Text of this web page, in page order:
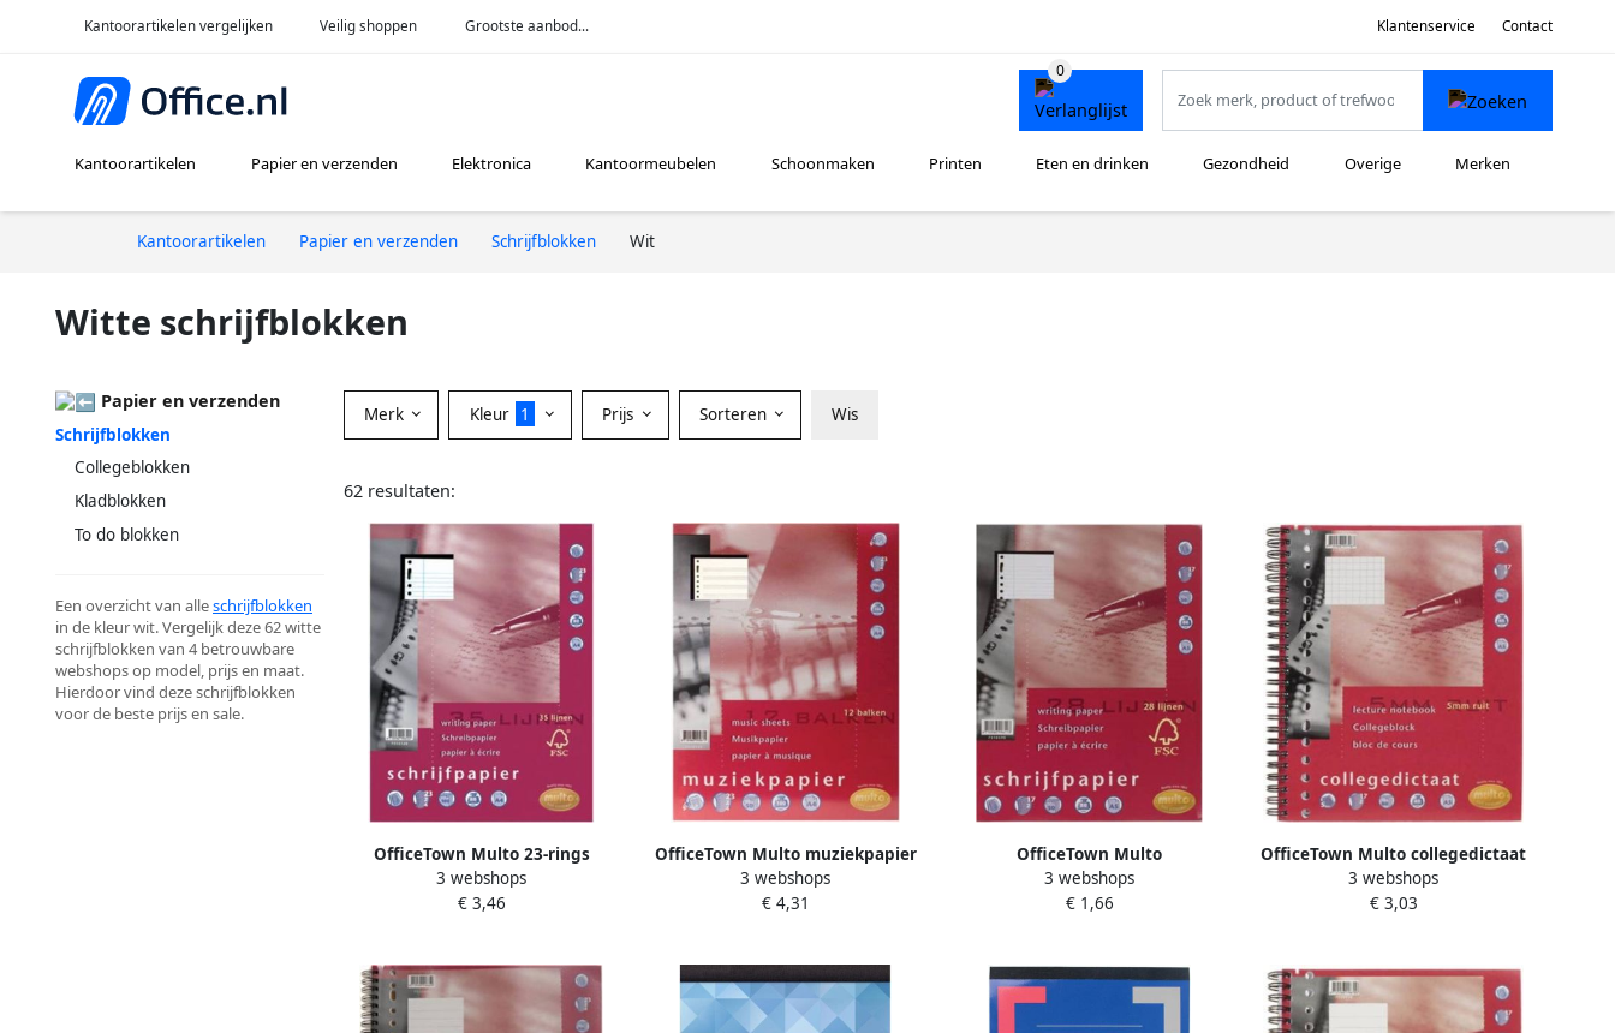
Kantoorartikelen vergelijken Veilig shoppen Grootste aanbod... Klantenservice Contact
Kantoorartikelen Papier en verzenden Elektronica Kantoormeubelen Schoonmaken Printen Eten en drinken Gezondheid Overige Merken
Kantoorartikelen Papier en verzenden Schrijfblokken Wit
Witte schrijfblokken
Papier en verzenden
Schrijfblokken
Collegeblokken
Kladblokken
To do blokken
Een overzicht van alleschrijfblokken
in de kleur wit. Vergelijk deze 62 witte
schrijfblokken van 4 betrouwbare
webshops op model, prijs en maat.
Hierdoor vind deze schrijfblokken
voor de beste prijs en sale.
Merk Kleur 1 Prijs Sorteren Wis
62 resultaten:
OfficeTown Multo 23-rings
schrijfpapier van 100 vel gelijnd
3 webshops
€ 3,46
OfficeTown Multo muziekpapier
voor ft A4 23-gaatsperforatie
3 webshops
€ 4,31
OfficeTown Multo
ringbandinterieur voor ft A5 28
lijnen met kantlijn
3 webshops
€ 1,66
OfficeTown Multo collegedictaat
ft 16 5 x 21 cm geruit 5 mm 17-
gaatsperforatie
3 webshops
€ 3,03